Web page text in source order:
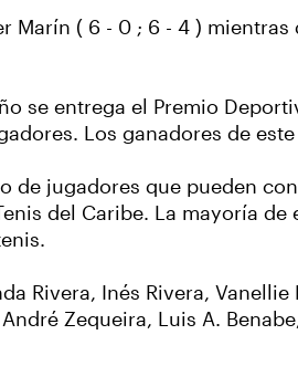
Marín ( 6 - 0 ; 6 - 4 )
se entrega el Premio
Los ganadores de
de jugadores que pueden
del Caribe. La mayoría
Rivera, Inés Rivera,
Zequeira, Luis A.